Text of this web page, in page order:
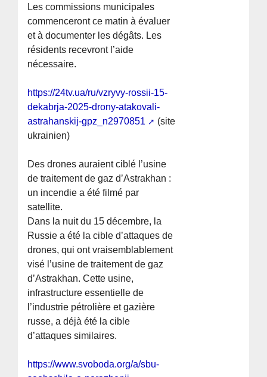
Les commissions municipales
commenceront ce matin à évaluer
et à documenter les dégâts. Les
résidents recevront l’aide
nécessaire.
https://24tv.ua/ru/vzryvy-rossii-15-
dekabrja-2025-drony-atakovali-
astrahanskij-gpz_n2970851
(site
ukrainien)
Des drones auraient ciblé l’usine
de traitement de gaz d’Astrakhan :
un incendie a été filmé par
satellite.
Dans la nuit du 15 décembre, la
Russie a été la cible d’attaques de
drones, qui ont vraisemblablement
visé l’usine de traitement de gaz
d’Astrakhan. Cette usine,
infrastructure essentielle de
l’industrie pétrolière et gazière
russe, a déjà été la cible
d’attaques similaires.
https://www.svoboda.org/a/sbu-